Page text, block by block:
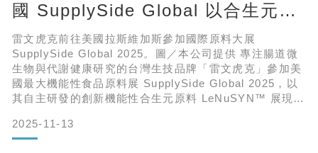
國 SupplySide Global 以合生元入
圍國際原料大獎前三名
雷文虎克前往美國拉斯維加斯參加國際原料大展
SupplySide Global 2025。圖／本公司提供 專注腸道微
生物與代謝健康研究的台灣生技品牌「雷文虎克」參加美
國最大機能性食品原料展 SupplySide Global 2025，以
其自主研發的創新機能性合生元原料 LeNuSYN™ 展現創
會指標性競賽 Ingredient Idol 減重組決選，成為少數受
到國際關注的亞洲團隊之一。雷文虎克挺進國際舞台，提
2025-11-13